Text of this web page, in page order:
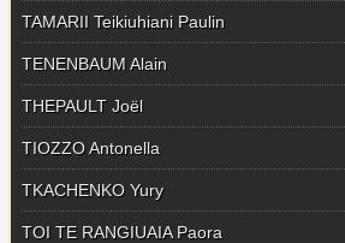
TAMARII Teikiuhiani Paulin
TENENBAUM Alain
THEPAULT Joël
TIOZZO Antonella
TKACHENKO Yury
TOI TE RANGIUAIA Paora